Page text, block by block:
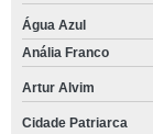
Água Azul
Anália Franco
Artur Alvim
Cidade Patriarca